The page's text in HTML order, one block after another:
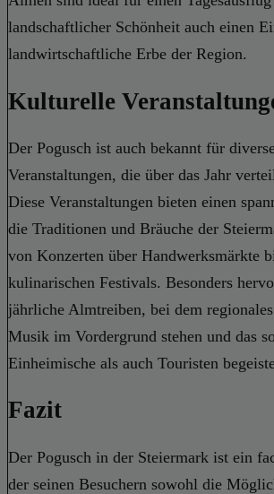
landschaftlicher Schönheit auch einen
landwirtschaftliche Erbe der Region.
Kulturelle
Der Pogusch ist auch bekannt für
Veranstaltungen, die über das Jahr
Diese Veranstaltungen bieten einen
die Traditionen und Bräuche der
von Konzerten über Handwerksmärkte
kulinarischen Festivals. Besonders
jährliche Almtreiben, bei dem
Musik im Vordergrund stehen und das
Einheimische als auch Touristen
Fazit
Der Pogusch in der Steiermark ist ein
der seinen Besuchern sowohl die